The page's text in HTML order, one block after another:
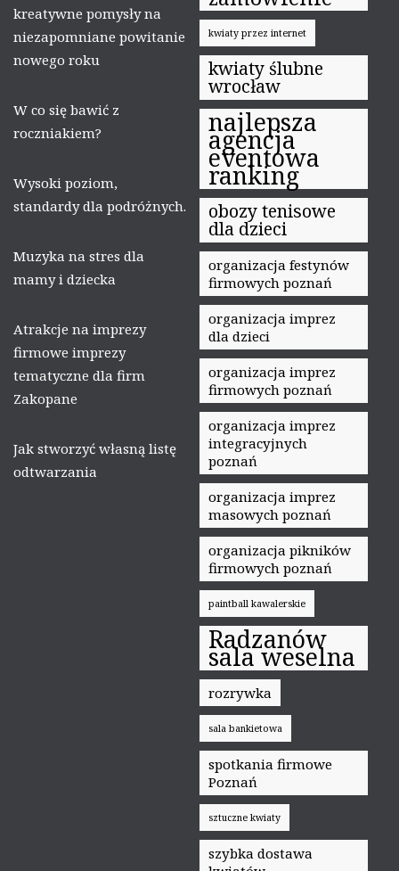
kreatywne pomysły na
niezapomniane powitanie
nowego roku
W co się bawić z
roczniakiem?
Wysoki poziom,
standardy dla podróżnych.
Muzyka na stres dla
mamy i dziecka
Atrakcje na imprezy
firmowe imprezy
tematyczne dla firm
Zakopane
Jak stworzyć własną listę
odtwarzania
kwiaty przez internet
kwiaty ślubne
wrocław
najlepsza
agencja
eventowa
ranking
obozy tenisowe
dla dzieci
organizacja festynów
firmowych poznań
organizacja imprez
dla dzieci
organizacja imprez
firmowych poznań
organizacja imprez
integracyjnych
poznań
organizacja imprez
masowych poznań
organizacja pikników
firmowych poznań
paintball kawalerskie
Radzanów
sala weselna
rozrywka
sala bankietowa
spotkania firmowe
Poznań
sztuczne kwiaty
szybka dostawa